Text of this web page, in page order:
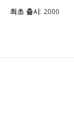
최초 출시: 2000